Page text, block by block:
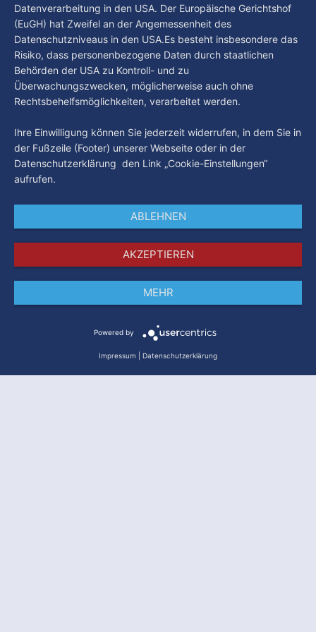
Straftaten und Konflikte eingedämmt sowie die
Datenschutz
Datenverarbeitung in den USA. Der Europäische Gerichtshof
(EuGH) hat Zweifel an der Angemessenheit des
Datenschutzniveaus in den USA.Es besteht insbesondere das
Risiko, dass personenbezogene Daten durch staatlichen
Behörden der USA zu Kontroll- und zu
Überwachungszwecken, möglicherweise auch ohne
Rechtsbehelfsmöglichkeiten, verarbeitet werden.
Ihre Einwilligung können Sie jederzeit widerrufen, in dem Sie in
der Fußzeile (Footer) unserer Webseite oder in der
Datenschutzerklärung den Link „Cookie-Einstellungen“
aufrufen.
ABLEHNEN
AKZEPTIEREN
MEHR
Powered by
Impressum Datenschutzerklärung